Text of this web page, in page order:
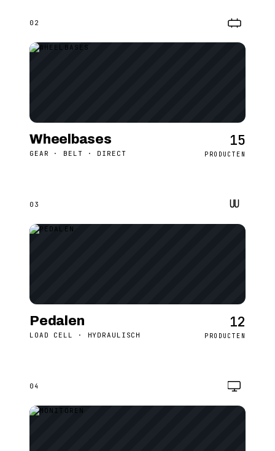
02
Wheelbases
GEAR · BELT · DIRECT
15
PRODUCTEN
03
Pedalen
LOAD CELL · HYDRAULISCH
12
PRODUCTEN
04